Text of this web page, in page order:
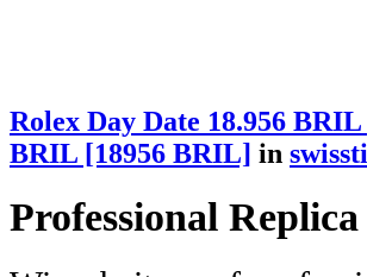
Rolex Day Date 18.956
BRIL [18956 BRIL] in
Professional